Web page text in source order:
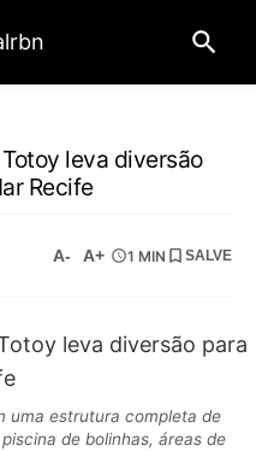
leva diversão
Recife
A- A+ 1 MIN SALVE
uma estrutura completa de
de bolinhas, áreas de